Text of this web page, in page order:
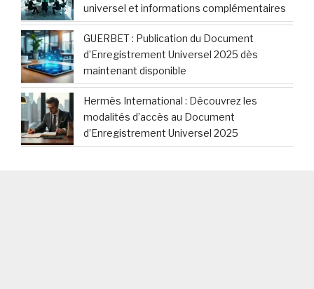
universel et informations complémentaires
GUERBET : Publication du Document
d’Enregistrement Universel 2025 dès
maintenant disponible
Hermès International : Découvrez les
modalités d’accès au Document
d’Enregistrement Universel 2025